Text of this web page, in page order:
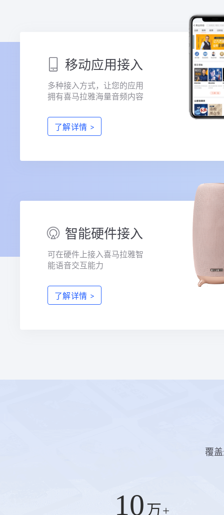
移动应用接入
多种接入方式，让您的应用
拥有喜马拉雅海量音频内容
了解详情 >
智能硬件接入
可在硬件上接入喜马拉雅智
能语音交互能力
了解详情 >
覆
10 万+